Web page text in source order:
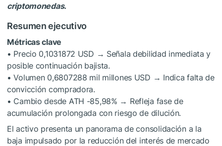
criptomonedas.
Resumen ejecutivo
Métricas clave
• Precio 0,1031872 USD → Señala debilidad inmediata y
posible continuación bajista.
• Volumen 0,6807288 mil millones USD → Indica falta de
convicción compradora.
• Cambio desde ATH -85,98% → Refleja fase de
acumulación prolongada con riesgo de dilución.
El activo presenta un panorama de consolidación a la
baja impulsado por la reducción del interés de mercado